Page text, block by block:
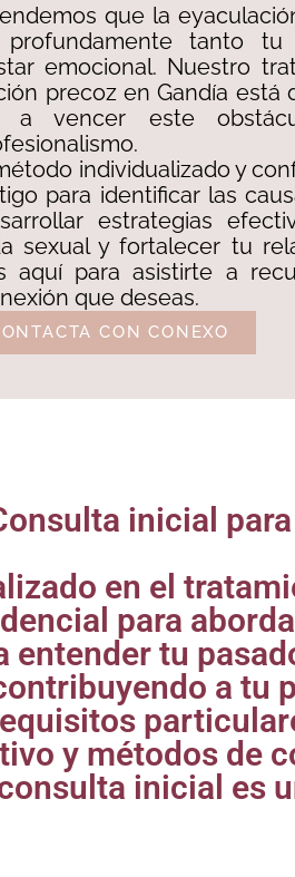
que la
tanto tu
emocional. Nuestro
precoz en Gandía está
a vencer este
individualizado y
para identificar las
estrategias
sexual y fortalecer tu
aquí para asistirte a
que deseas.
CON CONEXO
inicial
en el
para
tu
a tu
y métodos de
inicial es